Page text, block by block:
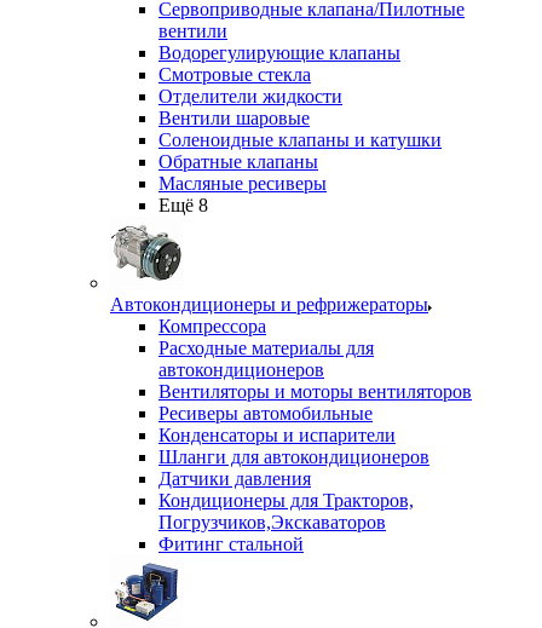
Сервоприводные клапана/Пилотные
вентили
Водорегулирующие клапаны
Смотровые стекла
Отделители жидкости
Вентили шаровые
Соленоидные клапаны и катушки
Обратные клапаны
Масляные ресиверы
Ещё 8
Автокондиционеры и рефрижераторы
Компрессора
Расходные материалы для
автокондиционеров
Вентиляторы и моторы вентиляторов
Ресиверы автомобильные
Конденсаторы и испарители
Шланги для автокондиционеров
Датчики давления
Кондиционеры для Тракторов,
Погрузчиков,Экскаваторов
Фитинг стальной